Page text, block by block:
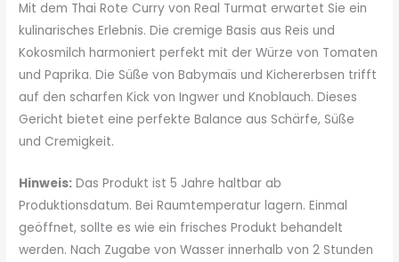
Mit dem Thai Rote Curry von Real Turmat erwartet Sie ein
kulinarisches Erlebnis. Die cremige Basis aus Reis und
Kokosmilch harmoniert perfekt mit der Würze von Tomaten
und Paprika. Die Süße von Babymaïs und Kichererbsen trifft
auf den scharfen Kick von Ingwer und Knoblauch. Dieses
Gericht bietet eine perfekte Balance aus Schärfe, Süße
und Cremigkeit.
Hinweis: Das Produkt ist 5 Jahre haltbar ab
Produktionsdatum. Bei Raumtemperatur lagern. Einmal
geöffnet, sollte es wie ein frisches Produkt behandelt
werden. Nach Zugabe von Wasser innerhalb von 2 Stunden